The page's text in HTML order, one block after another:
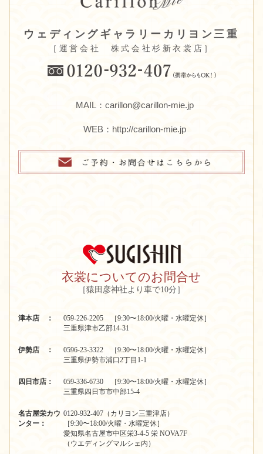
ウェディングギャラリーカリヨン三重
［運営会社 株式会社杉新衣裳店］
MAIL：carillon@carillon-mie.jp
WEB： http://carillon-mie.jp
衣裳についてのお問合せ
［猿田彦神社より車で10分］
津本店 ：
059-226-2205 ［9:30〜18:00/火曜・水曜定休］
三重県津市乙部14-31
伊勢店 ：
0596-23-3322 ［9:30〜18:00/火曜・水曜定休］
三重県伊勢市浦口2丁目1-1
四日市店：
059-336-6730 ［9:30〜18:00/火曜・水曜定休］
三重県四日市市中部15-4
名古屋栄カウ
ンター：
0120-932-407（カリヨン三重津店）
［9:30〜18:00/火曜・水曜定休］
愛知県名古屋市中区栄3-4-5 栄 NOVA7F
（ウエディングマルシェ内）